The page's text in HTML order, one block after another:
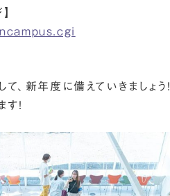
、新年度に備えていきましょう！
！